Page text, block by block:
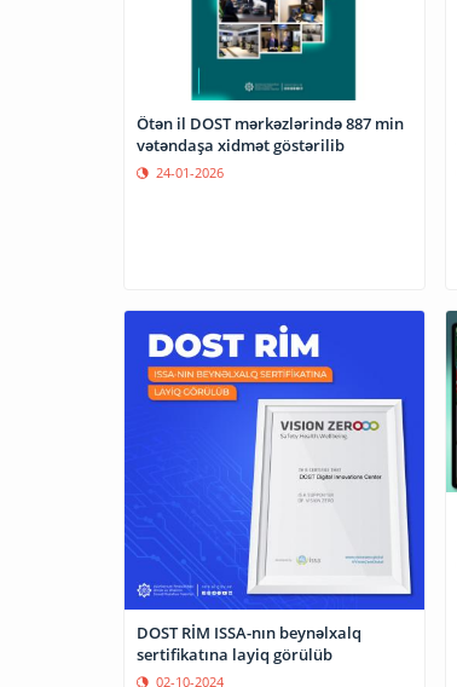
Ötən il DOST mərkəzlərində 887 min
vətəndaşa xidmət göstərilib
24-01-2026
DOST RİM ISSA-nın beynəlxalq
sertifikatına layiq görülüb
02-10-2024